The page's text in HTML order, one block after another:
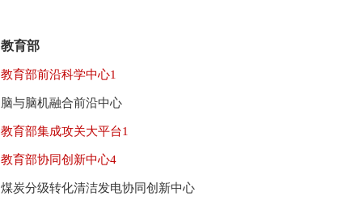
教育部
教育部前沿科学中心1
脑与脑机融合前沿中心
教育部集成攻关大平台1
教育部协同创新中心4
煤炭分级转化清洁发电协同创新中心